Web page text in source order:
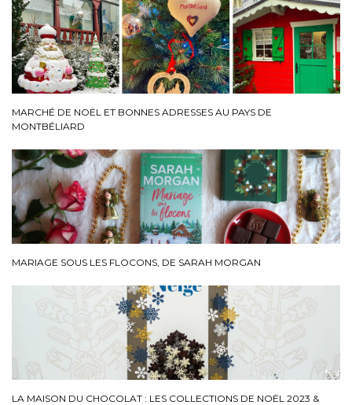
MARCHÉ DE NOËL ET BONNES ADRESSES AU PAYS DE
MONTBÉLIARD
MARIAGE SOUS LES FLOCONS, DE SARAH MORGAN
LA MAISON DU CHOCOLAT : LES COLLECTIONS DE NOËL 2023 &